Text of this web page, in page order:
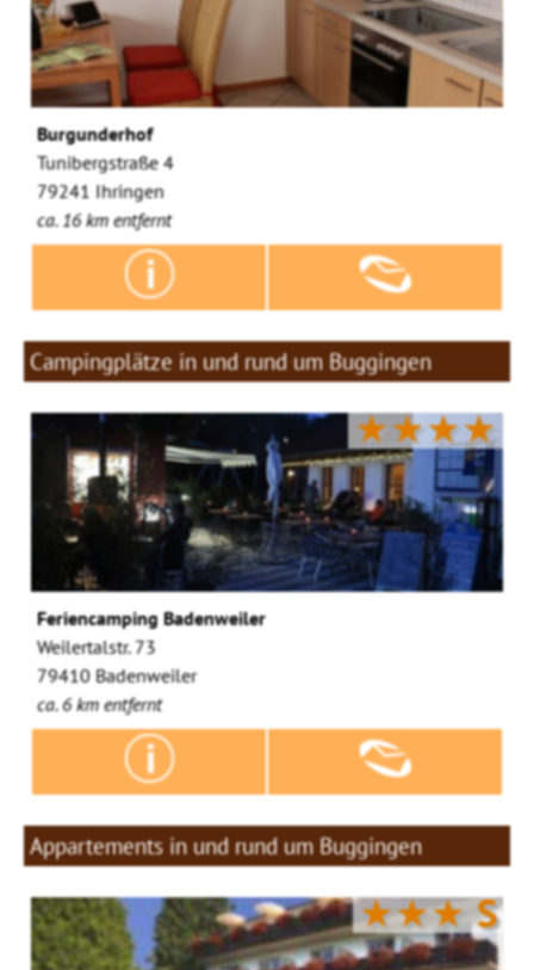
Burgunderhof
Tunibergstraße 4
79241 Ihringen
ca. 16 km entfernt
Campingplätze in und rund um Buggingen
★★★★
Feriencamping Badenweiler
Weilertalstr. 73
79410 Badenweiler
ca. 6 km entfernt
Appartements in und rund um Buggingen
★★★S